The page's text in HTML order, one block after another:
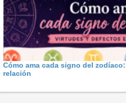
Cómo ama cada signo del
relación